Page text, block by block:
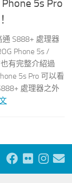
5s Pro
S888+ 處理器
Phone 5s /
有完整介紹過
5s Pro 可以看
處理器之外